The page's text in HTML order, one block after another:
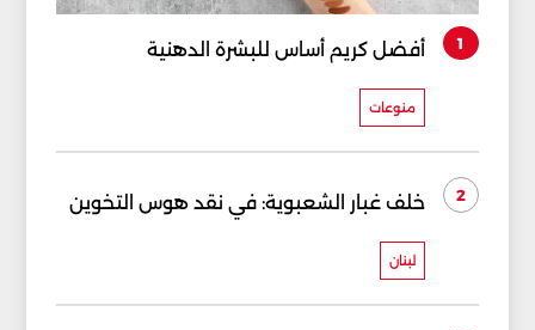
1 أفضل كريم أساس للبشرة الدهنية
منوعات
2 خلف غبار الشعبوية: في نقد هوس التخوين
لبنان